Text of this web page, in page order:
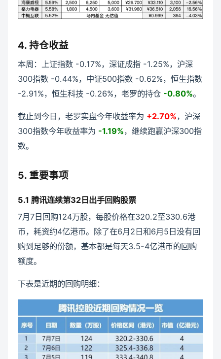
4. 持仓收益
本周：上证指数 -0.17%，深证成指 -1.25%，沪深
300指数 -0.44%，中证500指数 -0.62%，恒生指数
-2.91%，恒生科技 -0.26%，老罗的持仓 -0.80%。
截止到今日，老罗实盘今年收益率为 +2.70% ，沪深
300指数今年收益率为 -1.19% ，继续跑赢沪深300指
数。
5. 重要事项
5.1 腾讯连续第32日出手回购股票
7月7日回购124万股，每股价格在320.2至330.6港
币，耗资约4亿港币。除了在6月2日和6月5日没有回
购到足够的份额，基本都是每天3.5-4亿港币的回购
额度。
下表是近期的回购明细：